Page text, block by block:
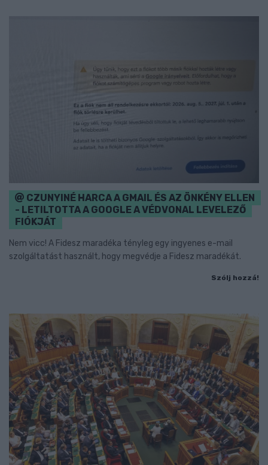
CZUNYINÉ HARCA A GMAIL ÉS AZ ÖNKÉNY ELLEN
- LETILTOTTA A GOOGLE A VÉDVONAL LEVELEZŐ
FIÓKJÁT
Nem vicc! A Fidesz maradéka tényleg egy ingyenes e-mail
szolgáltatást használt, hogy megvédje a Fidesz maradékát.
Szólj hozzá!